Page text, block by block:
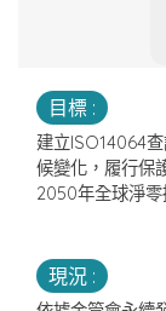
目標 :
建立ISO14064
候變化，履行保
2050年全球淨零
現況 :